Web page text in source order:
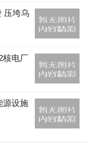
压垮乌
核电厂
源设施